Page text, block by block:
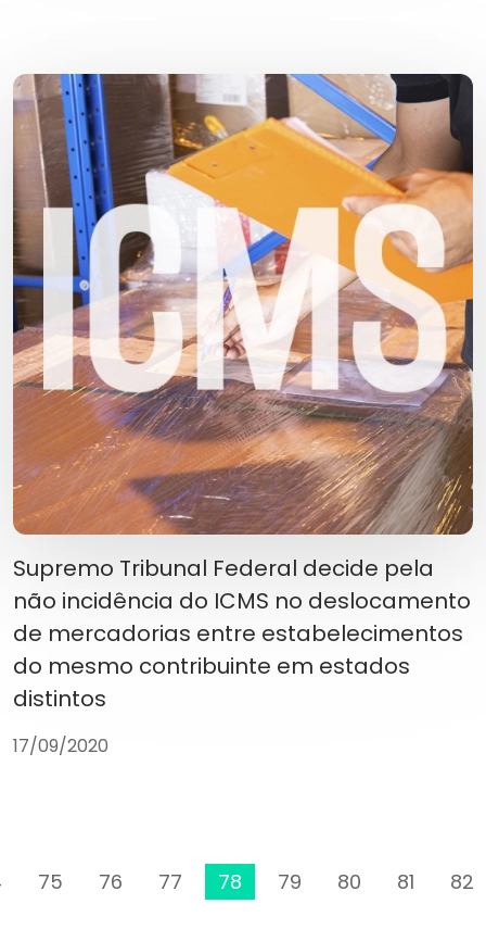
Supremo Tribunal Federal decide pela
não incidência do ICMS no deslocamento
de mercadorias entre estabelecimentos
do mesmo contribuinte em estados
distintos
17/09/2020
75 76 77 78 79 80 81 82